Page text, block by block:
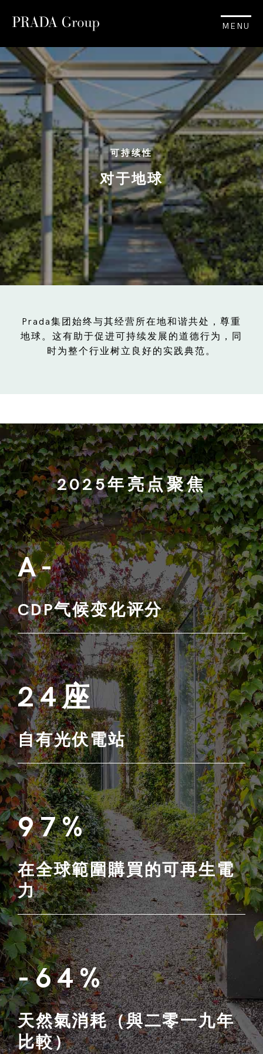
MENU
可持续性
对于地球
Prada集团始终与其经营所在地和谐共处，尊重
地球。这有助于促进可持续发展的道德行为，同
时为整个行业树立良好的实践典范。
2025年亮点聚焦
A-
CDP气候变化评分
24座
自有光伏電站
97%
在全球範圍購買的可再生電
力
-64%
天然氣消耗（與二零一九年
比較）